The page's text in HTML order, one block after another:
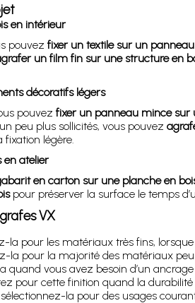
en intérieur
pouvez fixer un textile sur un
un film fin sur une structure en
décoratifs légers
pouvez fixer un panneau mince sur
peu plus sollicités, vous pouvez
légère.
en atelier
en carton sur une planche en
pour préserver la surface le temps
VX
la pour les matériaux très fins,
la pour la majorité des matériaux peu
quand vous avez besoin d’un
pour cette finition quand la
la pour des usages